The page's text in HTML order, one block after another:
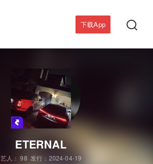
下载App 
ETERNAL
艺人：98 发行：2024-04-19